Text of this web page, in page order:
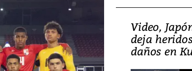
Carbonell,
de la Lotería:
a ser más
tengan fe
Video,
deja
daños en